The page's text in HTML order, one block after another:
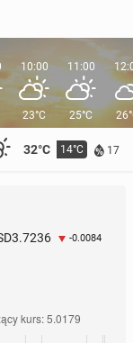
32°C 14°C 17
10:00
23°C
11:00
25°C
3.7236 -0.0084